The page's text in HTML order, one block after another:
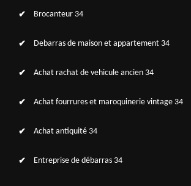
Brocanteur 34
Debarras de maison et appartement 34
Achat rachat de vehicule ancien 34
Achat fourrures et maroquinerie vintage 34
Achat antiquité 34
Entreprise de débarras 34